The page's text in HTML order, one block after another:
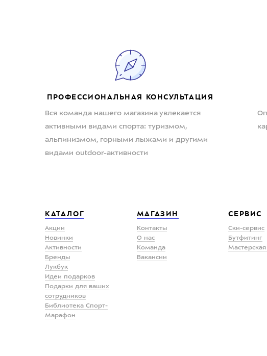
ПРОФЕССИОНАЛЬНАЯ КОНСУЛЬТАЦИЯ
Вся команда нашего магазина увлекается
активными видами спорта: туризмом,
альпинизмом, горными лыжами и другими
видами outdoor-активности
КАТАЛОГ
Акции
Новинки
Активности
Бренды
Лукбук
Идеи подарков
Подарки для ваших
сотрудников
Библиотека Спорт-
Марафон
МАГАЗИН
Контакты
О нас
Команда
Вакансии
СЕРВИС
Ски-сервис
Бутфитинг